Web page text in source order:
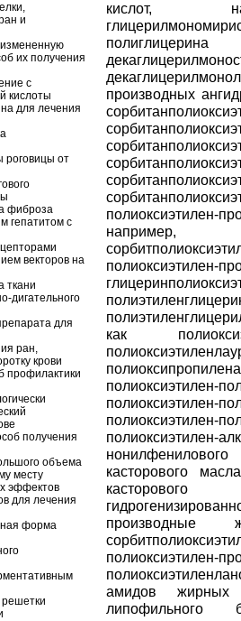
и
их получения
с
кислоты
для лечения
роговицы от
фиброза
гепатитом с
векторов на
ткани
дигательного
для
ран,
крови
профилактики
получения
объема
месту
эффектов
для лечения
форма
кислот,
производных
полиоксиэтилен-
например,
полиоксиэтилен-
как
полиоксиэтилен-
полиоксиэтилен-
касторового
касторового
производные
амидов жирных